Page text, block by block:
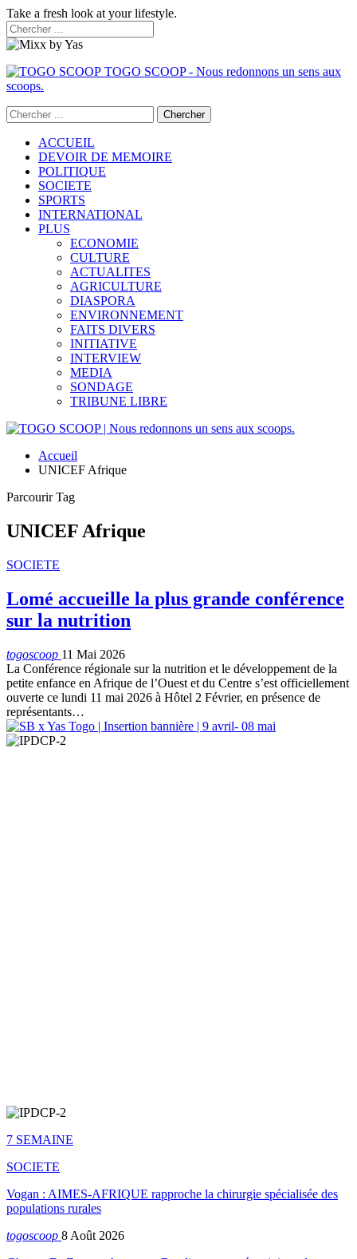
Take a fresh look at your lifestyle.
TOGO SCOOP - Nous redonnons un sens aux
scoops.
ACCUEIL
DEVOIR DE MEMOIRE
POLITIQUE
SOCIETE
SPORTS
INTERNATIONAL
PLUS
ECONOMIE
CULTURE
ACTUALITES
AGRICULTURE
DIASPORA
ENVIRONNEMENT
FAITS DIVERS
INITIATIVE
INTERVIEW
MEDIA
SONDAGE
TRIBUNE LIBRE
Accueil
UNICEF Afrique
Parcourir Tag
UNICEF Afrique
SOCIETE
Lomé accueille la plus grande conférence
sur la nutrition
togoscoop 11 Mai 2026
La Conférence régionale sur la nutrition et le développement de la
petite enfance en Afrique de l’Ouest et du Centre s’est officiellement
ouverte ce lundi 11 mai 2026 à Hôtel 2 Février, en présence de
représentants…
7 SEMAINE
SOCIETE
Vogan : AIMES-AFRIQUE rapproche la chirurgie spécialisée des
populations rurales
togoscoop 8 Août 2026